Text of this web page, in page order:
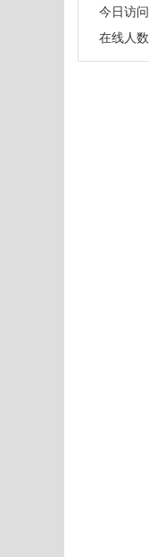
今日访问
在线人数